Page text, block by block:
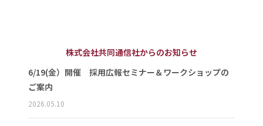
株式会社共同通信社からのお知らせ
6/19(金）開催 採用広報セミナー＆ワークショップの
ご案内
2026.05.10